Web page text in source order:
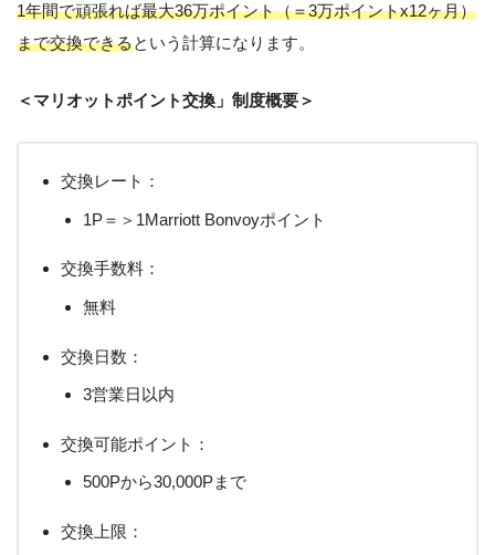
1年間で頑張れば最大36万ポイント（＝3万ポイントx12ヶ月）
まで交換できるという計算になります。
＜マリオットポイント交換」制度概要＞
交換レート：
1P＝＞1Marriott Bonvoyポイント
交換手数料：
無料
交換日数：
3営業日以内
交換可能ポイント：
500Pから30,000Pまで
交換上限：